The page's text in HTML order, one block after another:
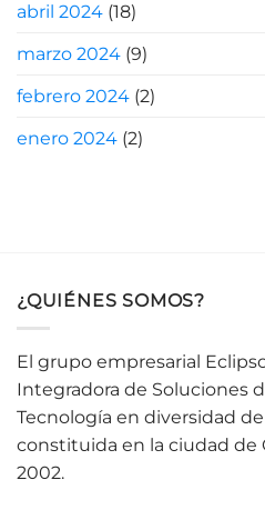
abril 2024 (18)
marzo 2024 (9)
febrero 2024 (2)
enero 2024 (2)
¿QUIÉNES SOMOS?
El grupo empresarial
Integradora de Soluciones
Tecnología en diversidad
constituida en la ciudad de
2002.